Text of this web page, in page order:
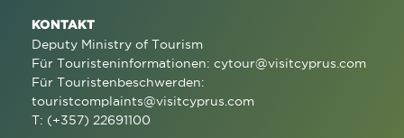
KONTAKT
Deputy Ministry of Tourism
Für Touristeninformationen: cytour@visitcyprus.com
Für Touristenbeschwerden:
touristcomplaints@visitcyprus.com
T: (+357) 22691100